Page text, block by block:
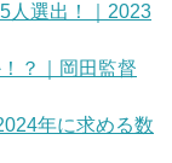
人選出！｜2023
？｜岡田監督
年に求める数